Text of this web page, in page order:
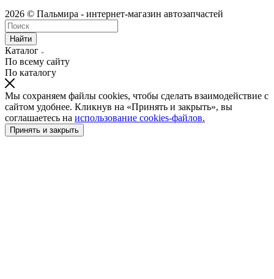
2026 © Пальмира - интернет-магазин автозапчастей
Найти
Каталог
По всему сайту
По каталогу
Мы сохраняем файлы cookies, чтобы сделать взаимодействие с
сайтом удобнее. Кликнув на «Принять и закрыть», вы
соглашаетесь на использование cookies-файлов.
Принять и закрыть